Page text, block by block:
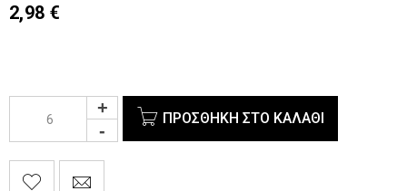
2,98 €
ΠΡΟΣΘΉΚΗ ΣΤΟ ΚΑΛΆΘΙ